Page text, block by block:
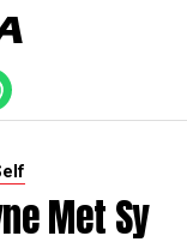
Met Sy